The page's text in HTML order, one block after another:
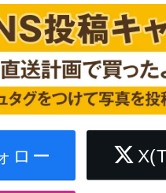
ロー